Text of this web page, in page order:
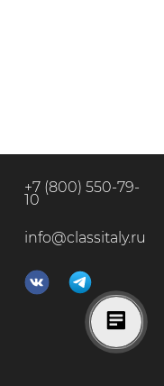
+7 (800) 550-79-
10
info@classitaly.ru